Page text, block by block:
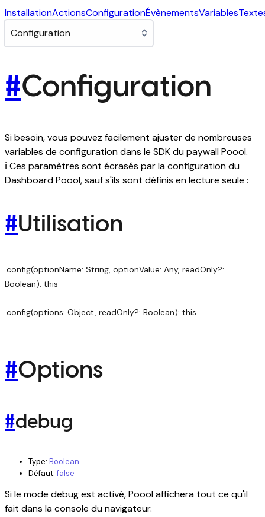
InstallationActionsConfigurationÉvènementsVariables
#Configuration
Si besoin, vous pouvez facilement ajuster de nombreuses
variables de configuration dans le SDK du paywall Poool.
ℹ️ Ces paramètres sont écrasés par la configuration du
Dashboard Poool, sauf s'ils sont définis en lecture seule :
#Utilisation
.config(optionName: String, optionValue: Any, readOnly?:
Boolean): this
.config(options: Object, readOnly?: Boolean): this
#Options
#debug
Type: Boolean
Défaut:false
Si le mode debug est activé, Poool affichera tout ce qu'il
fait dans la console du navigateur.